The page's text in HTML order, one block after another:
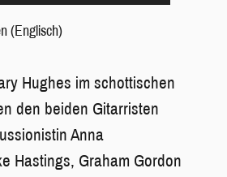
Hoch/Runter
die
Lautstärke
regeln.
(Englisch)
Hughes im schottischen
den beiden Gitarristen
Anna
Hastings, Graham Gordon